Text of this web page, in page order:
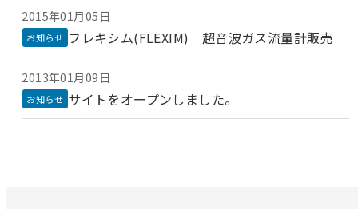
2015年01月05日
お知らせ フレキシム(FLEXIM) 超音波ガス流量計販売
2013年01月09日
お知らせ サイトをオープンしました。